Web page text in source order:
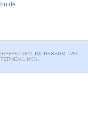
IMPRESSUM. WIR
LINKS.